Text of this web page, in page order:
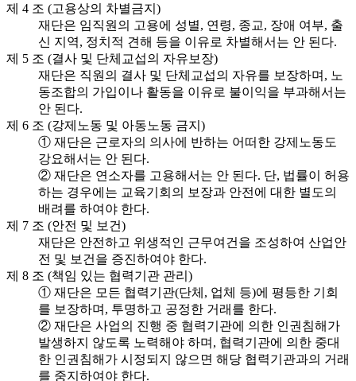
제 4 조 (고용상의 차별금지)
재단은 임직원의 고용에 성별, 연령, 종교, 장애 여부, 출
신 지역, 정치적 견해 등을 이유로 차별해서는 안 된다.
제 5 조 (결사 및 단체교섭의 자유보장)
재단은 직원의 결사 및 단체교섭의 자유를 보장하며, 노
동조합의 가입이나 활동을 이유로 불이익을 부과해서는
안 된다.
제 6 조 (강제노동 및 아동노동 금지)
① 재단은 근로자의 의사에 반하는 어떠한 강제노동도
강요해서는 안 된다.
② 재단은 연소자를 고용해서는 안 된다. 단, 법률이 허용
하는 경우에는 교육기회의 보장과 안전에 대한 별도의
배려를 하여야 한다.
제 7 조 (안전 및 보건)
재단은 안전하고 위생적인 근무여건을 조성하여 산업안
전 및 보건을 증진하여야 한다.
제 8 조 (책임 있는 협력기관 관리)
① 재단은 모든 협력기관(단체, 업체 등)에 평등한 기회
를 보장하며, 투명하고 공정한 거래를 한다.
② 재단은 사업의 진행 중 협력기관에 의한 인권침해가
발생하지 않도록 노력해야 하며, 협력기관에 의한 중대
한 인권침해가 시정되지 않으면 해당 협력기관과의 거래
를 중지하여야 한다.